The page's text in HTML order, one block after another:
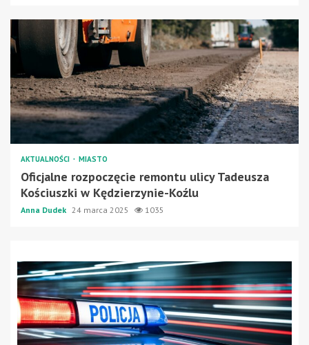
AKTUALNOŚCI MIASTO
Oficjalne rozpoczęcie remontu ulicy Tadeusza
Kościuszki w Kędzierzynie-Koźlu
Anna Dudek 24 marca 2025 1035